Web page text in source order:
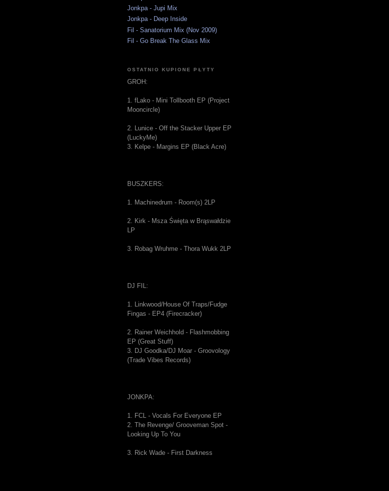
Jonkpa - Jupi Mix
Jonkpa - Deep Inside
Fil - Sanatorium Mix (Nov 2009)
Fil - Go Break The Glass Mix
OSTATNIO KUPIONE PŁYTY
GROH:
1. fLako - Mini Tollbooth EP (Project
Mooncircle)
2. Lunice - Off the Stacker Upper EP
(LuckyMe)
3. Kelpe - Margins EP (Black Acre)
BUSZKERS:
1. Machinedrum - Room(s) 2LP
2. Kirk - Msza Święta w Brąswałdzie
LP
3. Robag Wruhme - Thora Wukk 2LP
DJ FIL:
1. Linkwood/House Of Traps/Fudge
Fingas - EP4 (Firecracker)
2. Rainer Weichhold - Flashmobbing
EP (Great Stuff)
3. DJ Goodka/DJ Moar - Groovology
(Trade Vibes Records)
JONKPA:
1. FCL - Vocals For Everyone EP
2. The Revenge/ Grooveman Spot -
Looking Up To You
3. Rick Wade - First Darkness